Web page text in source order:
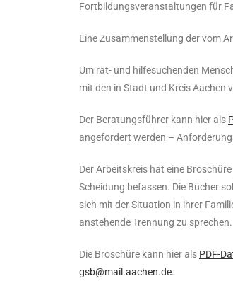
Fortbildungsveranstaltungen für
Eine Zusammenstellung der vom
Um rat- und hilfesuchenden
mit den in Stadt und Kreis Aachen
Der Beratungsführer kann hier als
angefordert werden –
Der Arbeitskreis hat eine
Scheidung befassen. Die Bücher
sich mit der Situation in ihrer
anstehende Trennung zu sprechen.
Die Broschüre kann hier als PDF-
gsb@mail.aachen.de.